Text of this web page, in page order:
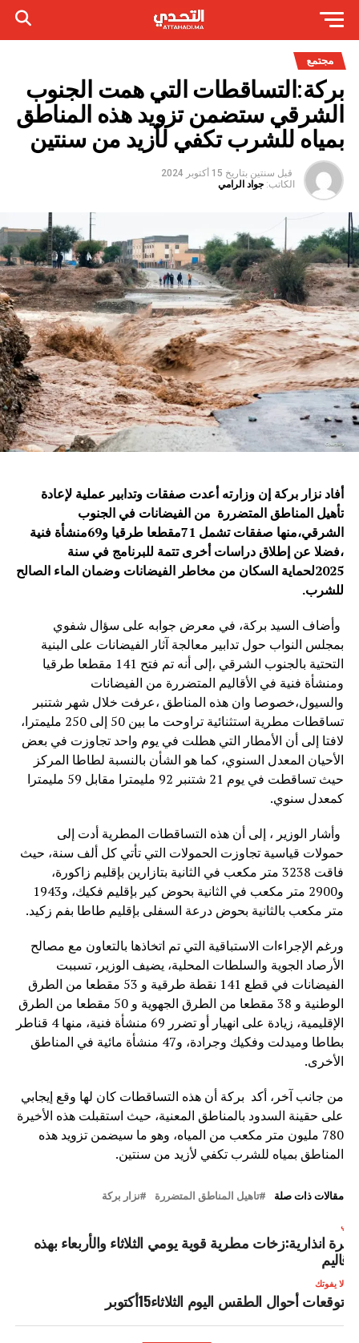
مجتمع
بركة:التساقطات التي همت الجنوب
الشرقي ستضمن تزويد هذه المناطق
بمياه للشرب تكفي لأزيد من سنتين
قبل سنتين بتاريخ 15 أكتوبر 2024
الكاتب: جواد الرامي
أفاد نزار بركة إن وزارته أعدت صفقات وتدابير عملية لإعادة
تأهيل المناطق المتضررة من الفيضانات في الجنوب
الشرقي،منها صفقات تشمل 71مقطعا طرقيا و69منشأة فنية
،فضلا عن إطلاق دراسات أخرى تتمة للبرنامج في سنة
2025لحماية السكان من مخاطر الفيضانات وضمان الماء الصالح
للشرب.
وأضاف السيد بركة، في معرض جوابه على سؤال شفوي
بمجلس النواب حول تدابير معالجة آثار الفيضانات على البنية
التحتية بالجنوب الشرقي ،إلى أنه تم فتح 141 مقطعا طرقيا
ومنشأة فنية في الأقاليم المتضررة من الفيضانات
والسيول،خصوصا وان هذه المناطق ،عرفت خلال شهر شتنبر
تساقطات مطرية استثنائية تراوحت ما بين 50 إلى 250 مليمترا،
لافتا إلى أن الأمطار التي هطلت في يوم واحد تجاوزت في بعض
الأحيان المعدل السنوي، كما هو الشأن بالنسبة لطاطا المركز
حيث تساقطت في يوم 21 شتنبر 92 مليمترا مقابل 59 مليمترا
كمعدل سنوي.
وأشار الوزير ، إلى أن هذه التساقطات المطرية أدت إلى
حمولات قياسية تجاوزت الحمولات التي تأتي كل ألف سنة، حيث
فاقت 3238 متر مكعب في الثانية بتازارين بإقليم زاكورة،
و2900 متر مكعب في الثانية بحوض كير بإقليم فكيك، و1943
متر مكعب بالثانية بحوض درعة السفلى بإقليم طاطا بفم زكيد.
ورغم الإجراءات الاستباقية التي تم اتخاذها بالتعاون مع مصالح
الأرصاد الجوية والسلطات المحلية، يضيف الوزير، تسببت
الفيضانات في قطع 141 نقطة طرقية و 53 مقطعا من الطرق
الوطنية و 38 مقطعا من الطرق الجهوية و 50 مقطعا من الطرق
الإقليمية، زيادة على انهيار أو تضرر 69 منشأة فنية، منها 4 قناطر
بطاطا وميدلت وفكيك وجرادة، و47 منشأة مائية في المناطق
الأخرى.
من جانب آخر، أكد بركة أن هذه التساقطات كان لها وقع إيجابي
على حقينة السدود بالمناطق المعنية، حيث استقبلت هذه الأخيرة
780 مليون متر مكعب من المياه، وهو ما سيضمن تزويد هذه
المناطق بمياه للشرب تكفي لأزيد من سنتين.
مقالات ذات صلة تاهيل المناطق المتضررة نزار بركة
انذارية:زخات مطرية قوية يومي الثلاثاء والأربعاء بهذه
لا يفوتك
توقعات أحوال الطقس اليوم الثلاثاء15أكتوبر